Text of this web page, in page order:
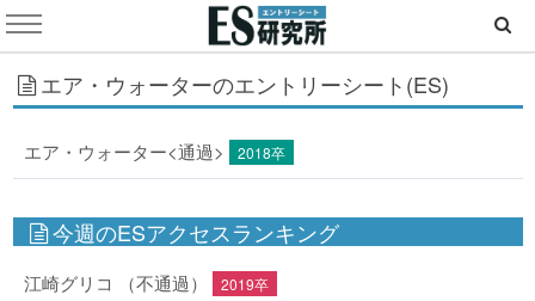
エア・ウォーターのエントリーシート(ES)
エア・ウォーター<通過> 2018卒
今週のESアクセスランキング
江崎グリコ （不通過） 2019卒